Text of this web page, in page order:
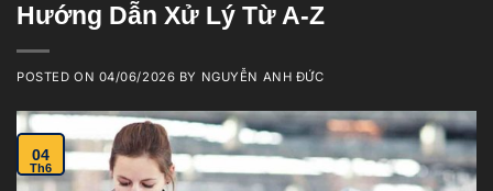
Hướng Dẫn Xử Lý Từ A-Z
POSTED ON 04/06/2026 BY NGUYỄN ANH ĐỨC
04
Th6